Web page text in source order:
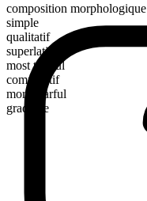
composition morphologique
simple
qualitatif
superlatif
most tearful
comparatif
more tearful
gradable